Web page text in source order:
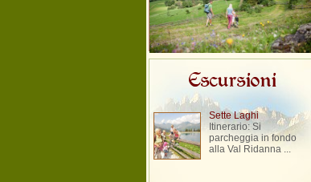
Escursioni
Sette Laghi
Itinerario: Si
parcheggia in fondo
alla Val Ridanna ...